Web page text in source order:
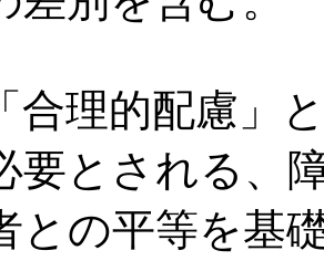
理的配慮」
要とされる、
との平等を基